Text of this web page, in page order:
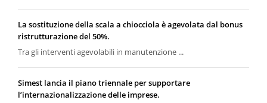
La sostituzione della scala a chiocciola è agevolata dal bonus
ristrutturazione del 50%.
Tra gli interventi agevolabili in manutenzione ...
Simest lancia il piano triennale per supportare
l’internazionalizzazione delle imprese.